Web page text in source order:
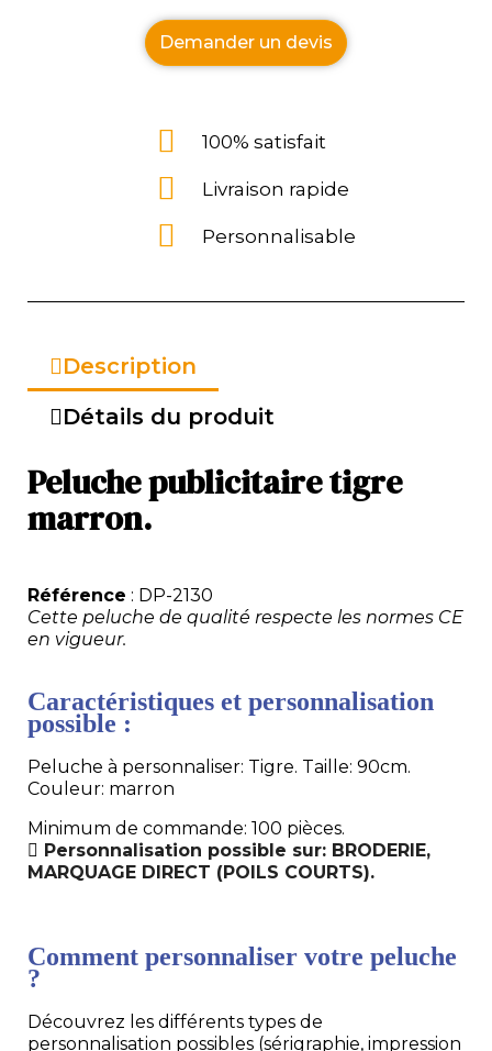
Demander un devis
100% satisfait
Livraison rapide
Personnalisable
Description
Détails du produit
Peluche publicitaire tigre
marron.
Référence : DP-2130
Cette peluche de qualité respecte les normes CE
en vigueur.
Caractéristiques et personnalisation
possible :
Peluche à personnaliser: Tigre. Taille: 90cm.
Couleur: marron
Minimum de commande: 100 pièces.
Personnalisation possible sur: BRODERIE,
MARQUAGE DIRECT (POILS COURTS).
Comment personnaliser votre peluche
?
Découvrez les différents types de
personnalisation possibles (sérigraphie, impression